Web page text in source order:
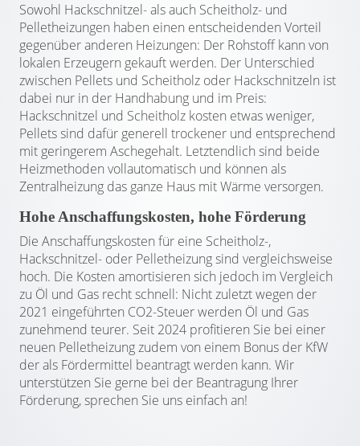
Sowohl Hackschnitzel- als auch Scheitholz- und
Pelletheizungen haben einen entscheidenden Vorteil
gegenüber anderen Heizungen: Der Rohstoff kann von
lokalen Erzeugern gekauft werden. Der Unterschied
zwischen Pellets und Scheitholz oder Hackschnitzeln ist
dabei nur in der Handhabung und im Preis:
Hackschnitzel und Scheitholz kosten etwas weniger,
Pellets sind dafür generell trockener und entsprechend
mit geringerem Aschegehalt. Letztendlich sind beide
Heizmethoden vollautomatisch und können als
Zentralheizung das ganze Haus mit Wärme versorgen.
Hohe Anschaffungskosten, hohe Förderung
Die Anschaffungskosten für eine Scheitholz-,
Hackschnitzel- oder Pelletheizung sind vergleichsweise
hoch. Die Kosten amortisieren sich jedoch im Vergleich
zu Öl und Gas recht schnell: Nicht zuletzt wegen der
2021 eingeführten CO2-Steuer werden Öl und Gas
zunehmend teurer. Seit 2024 profitieren Sie bei einer
neuen Pelletheizung zudem von einem Bonus der KfW
der als Fördermittel beantragt werden kann. Wir
unterstützen Sie gerne bei der Beantragung Ihrer
Förderung, sprechen Sie uns einfach an!